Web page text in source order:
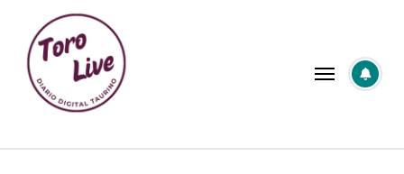
contenido